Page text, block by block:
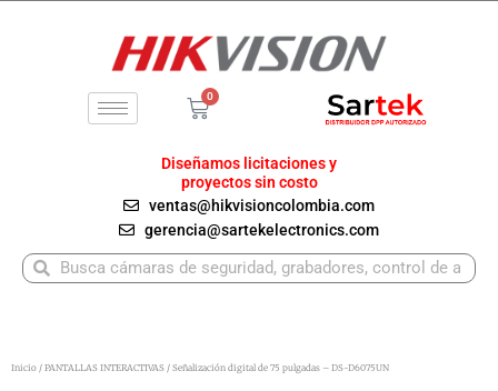
0
Carrito
Diseñamos licitaciones y
proyectos sin costo
ventas@hikvisioncolombia.com
gerencia@sartekelectronics.com
BuscarBuscar
Inicio / PANTALLAS INTERACTIVAS / Señalización digital de 75 pulgadas – DS-D6075UN